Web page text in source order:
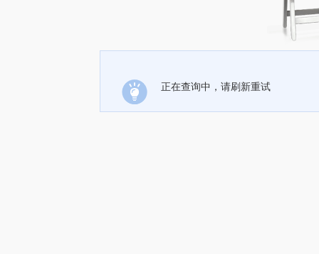
正在查询中，请刷新重试